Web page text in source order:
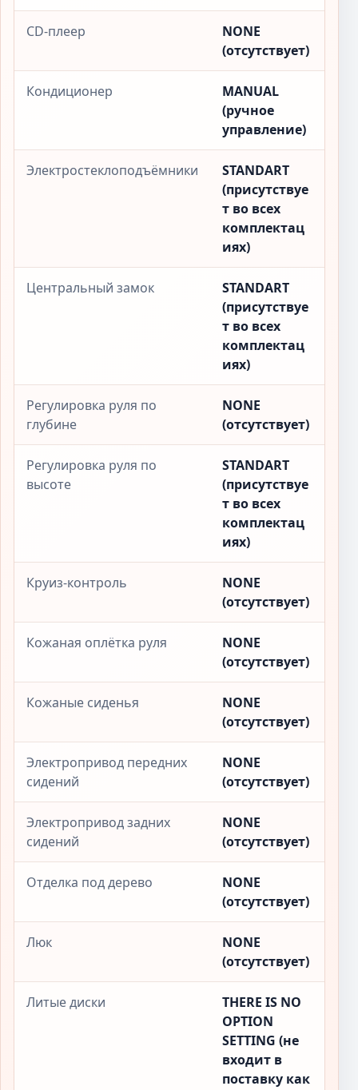
CD-плеер
NONE
(отсутствует)
Кондиционер
MANUAL
(ручное
управление)
Электростеклоподъёмники
STANDART
(присутствуе
т во всех
комплектац
иях)
Центральный замок
STANDART
(присутствуе
т во всех
комплектац
иях)
Регулировка руля по
глубине
NONE
(отсутствует)
Регулировка руля по
высоте
STANDART
(присутствуе
т во всех
комплектац
иях)
Круиз-контроль
NONE
(отсутствует)
Кожаная оплётка руля
NONE
(отсутствует)
Кожаные сиденья
NONE
(отсутствует)
Электропривод передних
сидений
NONE
(отсутствует)
Электропривод задних
сидений
NONE
(отсутствует)
Отделка под дерево
NONE
(отсутствует)
Люк
NONE
(отсутствует)
Литые диски
THERE IS NO
OPTION
SETTING (не
входит в
поставку как